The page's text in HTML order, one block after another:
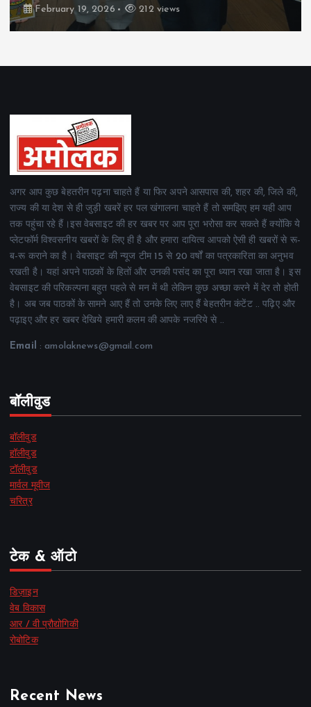
February 19, 2026 212 views
अगर आप कुछ बेहतरीन पढ़ना चाहते हैं या फिर अपने आसपास की, शहर की, जिले की,
राज्य की या देश से ही जुड़ी खबरें हर पल खंगालना चाहते हैं तो समझिए हम यही आप
तक पहुंचा रहे हैं।इस वेबसाइट की हर खबर पर आप पूरा भरोसा कर सकते हैं क्योंकि ये
प्लेटफॉर्म विश्वसनीय खबरों के लिए ही है और हमारा दायित्व आपको ऐसी ही खबरों से रू-
ब-रू कराने का है। वेबसाइट की न्यूज टीम 15 से 20 वर्षों का पत्रकारिता का अनुभव
रखती है। यहां अपने पाठकों के हितों और उनकी पसंद का पूरा ध्यान रखा जाता है। इस
वेबसाइट की परिकल्पना बहुत पहले से मन में थी लेकिन कुछ अच्छा करने में देर तो होती
है। अब जब पाठकों के सामने आए हैं तो उनके लिए लाए हैं बेहतरीन कंटेंट .. पढ़िए और
पढ़ाइए और हर खबर देखिये हमारी कलम की आपके नजरिये से ..
Email : amolaknews@gmail.com
बॉलीवुड
बॉलीवुड
हॉलीवुड
टॉलीवुड
मार्वल मूवीज
चरित्र
टेक & ऑटो
डिज़ाइन
वेब विकास
आर / वी प्रौद्योगिकी
रोबोटिक
Recent News